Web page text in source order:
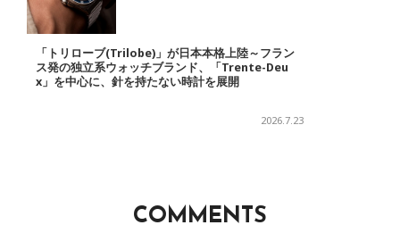
「トリローブ(Trilobe)」が日本本格上陸～フラン
ス発の独立系ウォッチブランド、「Trente-Deu
x」を中心に、針を持たない時計を展開
2026.7.23
COMMENTS